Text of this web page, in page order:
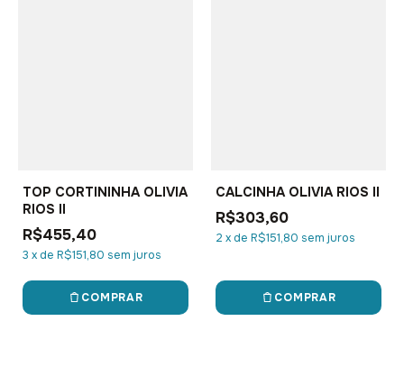
TOP CORTININHA OLIVIA
RIOS II
R$455,40
3 xde R$151,80 sem juros
COMPRAR
CALCINHA OLIVIA RIOS II
R$303,60
2 xde R$151,80 sem juros
COMPRAR